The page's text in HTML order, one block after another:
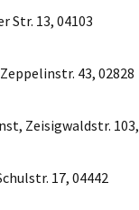
Str. 13, 04103
43, 02828
Zeisigwaldstr. 103,
17, 04442